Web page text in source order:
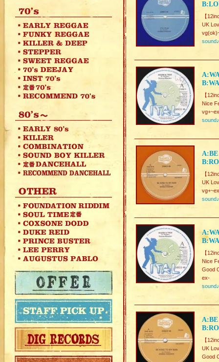
【
UK
sound♪
【
Nice
sound♪
【
UK
sound♪
【
Nice
Good
ex-
sound♪
【
UK
Good